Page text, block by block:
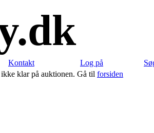
Kontakt Log på
klar på auktionen. Gå til forsiden